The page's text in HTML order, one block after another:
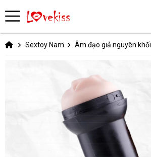
Sextoy Nam Âm đạo giả nguyên khối